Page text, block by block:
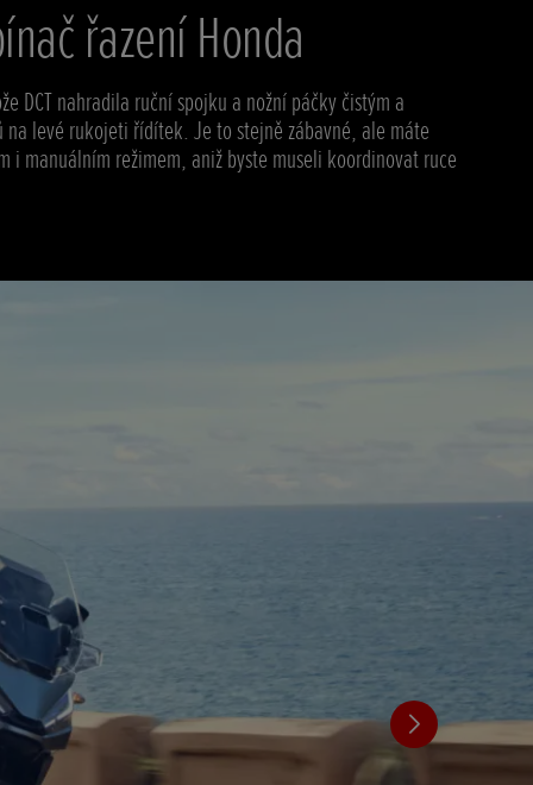
řazení Honda
DCT nahradila ruční spojku a nožní páčky čistým a
na levé rukojeti řídítek. Je to stejně zábavné, ale máte
i manuálním režimem, aniž byste museli koordinovat ruce